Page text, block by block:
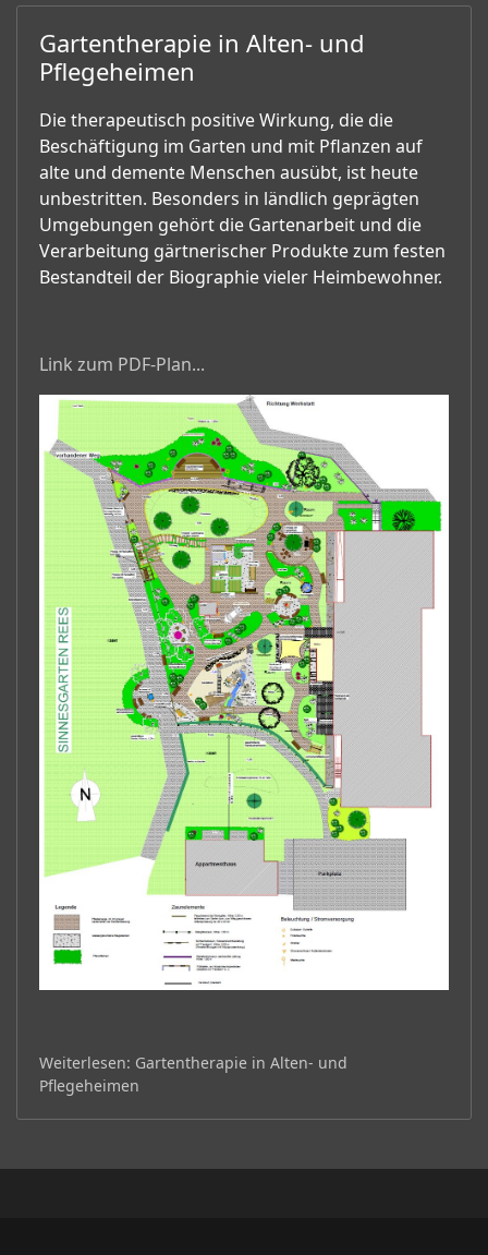
Gartentherapie in Alten- und
Pflegeheimen
Die therapeutisch positive Wirkung, die die
Beschäftigung im Garten und mit Pflanzen auf
alte und demente Menschen ausübt, ist heute
unbestritten. Besonders in ländlich geprägten
Umgebungen gehört die Gartenarbeit und die
Verarbeitung gärtnerischer Produkte zum festen
Bestandteil der Biographie vieler Heimbewohner.
Link zum PDF-Plan...
Weiterlesen: Gartentherapie in Alten- und
Pflegeheimen